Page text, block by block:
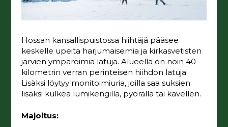
Hossan kansallispuistossa hiihtäjä pääsee
keskelle upeita harjumaisemia ja kirkasvetisten
järvien ympäröimiä latuja. Alueella on noin 40
kilometrin verran perinteisen hiihdon latuja.
Lisäksi löytyy monitoimiuria, joilla saa suksien
lisäksi kulkea lumikengillä, pyörällä tai kävellen.
Majoitus: